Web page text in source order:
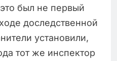
был не первый
доследственной
установили,
тот же инспектор